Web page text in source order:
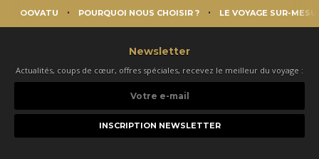
OOVATU POURQUOI NOUS CHOISIR ? LE VOYAGE SUR-
Newsletter
Actualités, coups de cœur, offres spéciales, recevez le meilleur du voyage :
e-